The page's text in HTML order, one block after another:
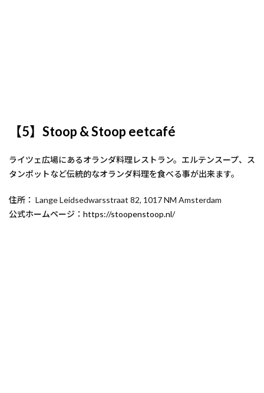
【5】Stoop & Stoop eetcafé
ライツェ広場にあるオランダ料理レストラン。エルテンスープ、ス
タンポットなど伝統的なオランダ料理を食べる事が出来ます。
住所： Lange Leidsedwarsstraat 82, 1017 NM Amsterdam
公式ホームページ： https://stoopenstoop.nl/